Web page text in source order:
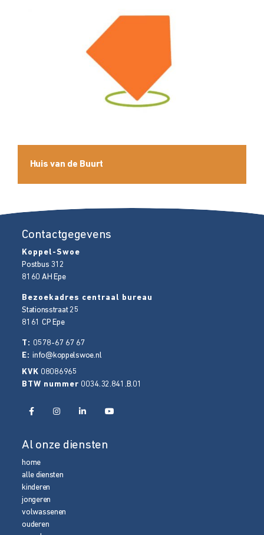
Huis van de Buurt
Contactgegevens
Koppel-Swoe
Postbus 312
8160 AH Epe
Bezoekadres centraal bureau
Stationsstraat 25
8161 CP Epe
T: 0578-67 67 67
E:info@koppelswoe.nl
KVK 08086965
BTW nummer 0034.32.841.B.01
Al onze diensten
home
alle diensten
kinderen
jongeren
volwassenen
ouderen